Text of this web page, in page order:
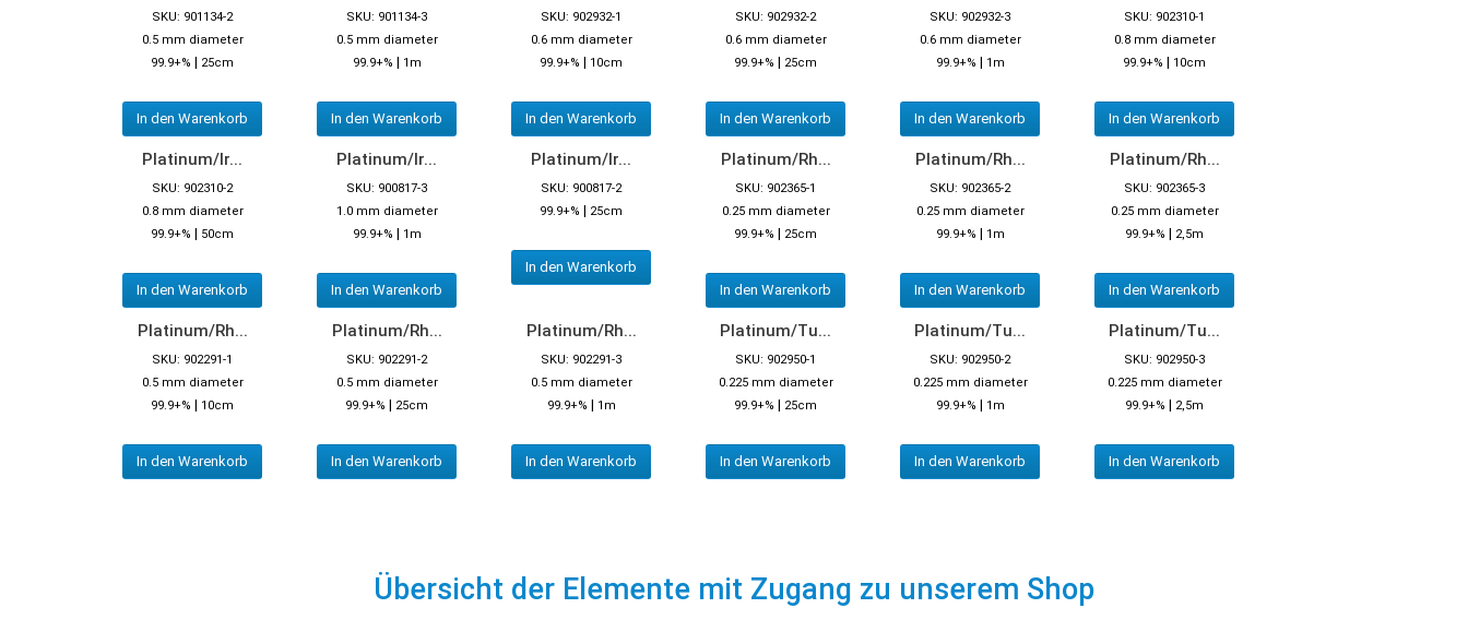
SKU: 901134-2
0.5 mm diameter
99.9+% | 25cm
In den Warenkorb
SKU: 901134-3
0.5 mm diameter
99.9+% | 1m
In den Warenkorb
SKU: 902932-1
0.6 mm diameter
99.9+% | 10cm
In den Warenkorb
SKU: 902932-2
0.6 mm diameter
99.9+% | 25cm
In den Warenkorb
SKU: 902932-3
0.6 mm diameter
99.9+% | 1m
In den Warenkorb
SKU: 902310-1
0.8 mm diameter
99.9+% | 10cm
In den Warenkorb
Platinum/Ir...
SKU: 902310-2
0.8 mm diameter
99.9+% | 50cm
In den Warenkorb
Platinum/Ir...
SKU: 900817-3
1.0 mm diameter
99.9+% | 1m
In den Warenkorb
Platinum/Ir...
SKU: 900817-2
99.9+% | 25cm
In den Warenkorb
Platinum/Rh...
SKU: 902365-1
0.25 mm diameter
99.9+% | 25cm
In den Warenkorb
Platinum/Rh...
SKU: 902365-2
0.25 mm diameter
99.9+% | 1m
In den Warenkorb
Platinum/Rh...
SKU: 902365-3
0.25 mm diameter
99.9+% | 2,5m
In den Warenkorb
Platinum/Rh...
SKU: 902291-1
0.5 mm diameter
99.9+% | 10cm
In den Warenkorb
Platinum/Rh...
SKU: 902291-2
0.5 mm diameter
99.9+% | 25cm
In den Warenkorb
Platinum/Rh...
SKU: 902291-3
0.5 mm diameter
99.9+% | 1m
In den Warenkorb
Platinum/Tu...
SKU: 902950-1
0.225 mm diameter
99.9+% | 25cm
In den Warenkorb
Platinum/Tu...
SKU: 902950-2
0.225 mm diameter
99.9+% | 1m
In den Warenkorb
Platinum/Tu...
SKU: 902950-3
0.225 mm diameter
99.9+% | 2,5m
In den Warenkorb
Übersicht der Elemente mit Zugang zu unserem Shop